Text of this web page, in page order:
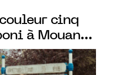
cinq
à Mouans-
2023